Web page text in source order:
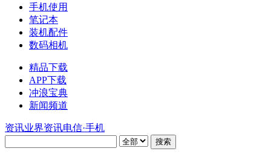
手机使用
笔记本
装机配件
数码相机
精品下载
APP下载
冲浪宝典
新闻频道
资讯业界资讯电信·手机